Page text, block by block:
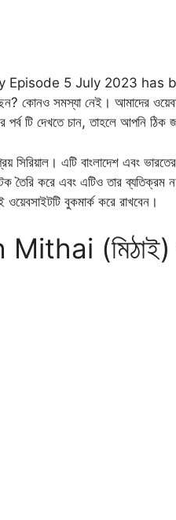
5 July 2023 has
কোনও সমস্যা নেই। আমাদের
পর্ব টি দেখতে চান, তাহলে আপনি ঠিক
সিরিয়াল। এটি বাংলাদেশ এবং
তৈরি করে এবং এটিও তার ব্যতিক্রম
বুকমার্ক করে রাখবেন।
(মিঠাই)